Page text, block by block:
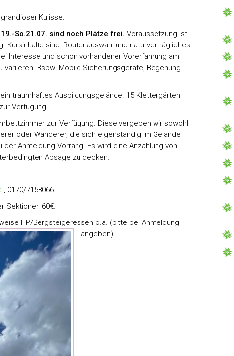
Kulisse:
So.21.07. sind noch Plätze frei. Voraussetzung ist
Kursinhalte sind: Routenauswahl und naturverträgliches
Interesse und schon vorhandener Vorerfahrung am
Bspw. Mobile Sicherungsgeräte, Begehung
traumhaftes Ausbildungsgelände. 15 Klettergärten
Verfügung.
zur Verfügung. Diese vergeben wir sowohl
oder Wanderer, die sich eigenständig im Gelände
Anmeldung Vorrang. Es wird eine Anzahlung von
Absage zu decken.
, 0170/7158066
Sektionen 60€.
HP/Bergsteigeressen o.ä. (bitte bei Anmeldung
angeben).